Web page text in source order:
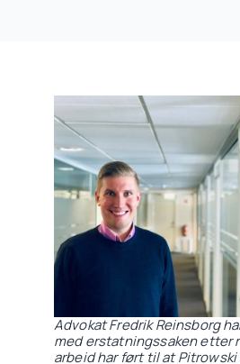
Advokat Fredrik Reinsborg
med erstatningssaken etter
arbeid har ført til at